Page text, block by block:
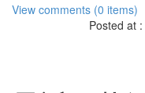
View comments (0 items)
Posted at